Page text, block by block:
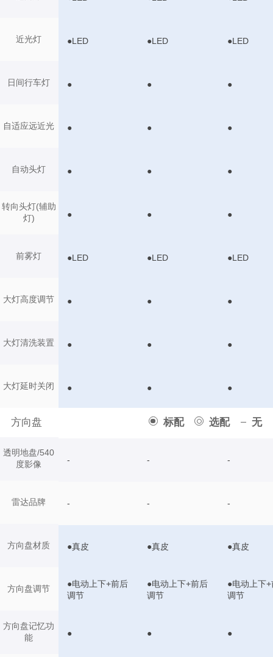
近光灯
日间行车灯
自适应远近光
自动头灯
转向头灯(辅助
灯)
前雾灯
大灯高度调节
大灯清洗装置
大灯延时关闭
方向盘 标配 选配 无
透明地盘/540
度影像
雷达品牌
方向盘材质
方向盘调节
方向盘记忆功
能
●LED ●LED ●LED
● ● ●
● ● ●
● ● ●
● ● ●
●LED ●LED ●LED
● ● ●
● ● ●
● ● ●
- - -
- - -
●真皮 ●真皮 ●真皮
●电动上下+前后
调节
●电动上下+前后
调节
●电动上下
调节
● ● ●